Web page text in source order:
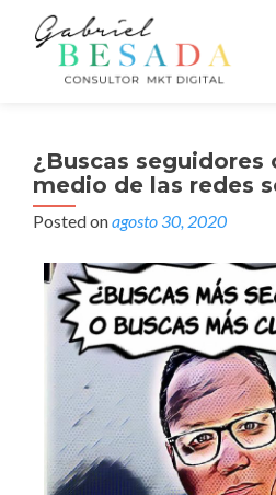
¿Buscas seguidores
medio de las redes
Posted onagosto 30, 2020